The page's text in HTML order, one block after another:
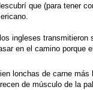
que (para tener
ingleses transmitieron
en el camino porque
lonchas de carne más
de músculo de la